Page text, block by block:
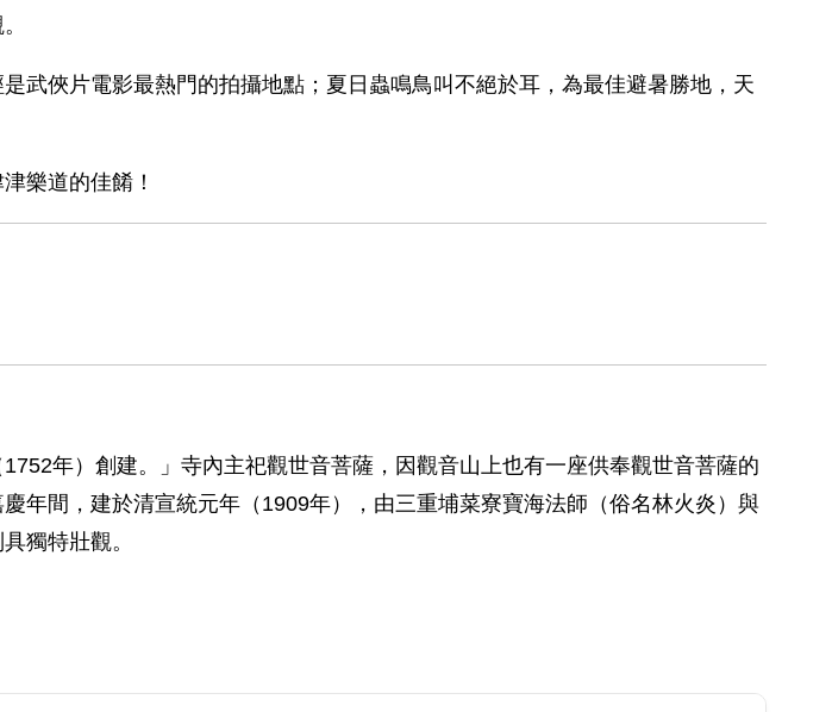
武俠片電影最熱門的拍攝地點；夏日蟲鳴鳥叫不絕於耳，為最佳避暑勝地，天
樂道的佳餚！
年）創建。」寺內主祀觀世音菩薩，因觀音山上也有一座供奉觀世音菩薩的
年間，建於清宣統元年（1909年），由三重埔菜寮寶海法師（俗名林火炎）與
獨特壯觀。